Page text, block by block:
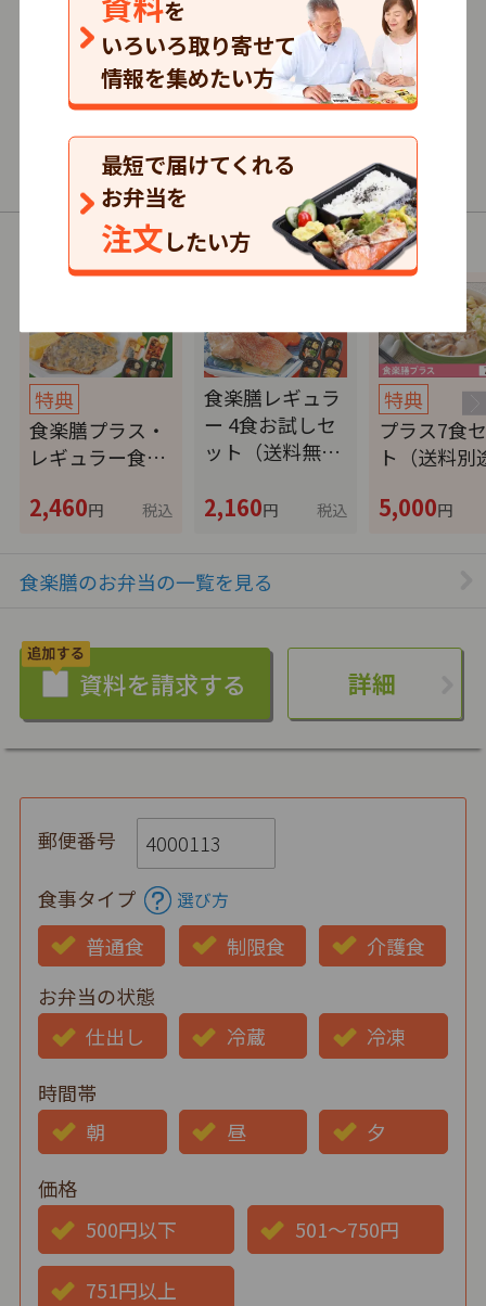
を
いろいろ取り寄せて
情報を集めたい方
最短で届けてくれる
お弁当を
注文したい方
口コミ59
516円～/1食
まとめて注文
普通食・介護食
以下の商品（コース）があります。
特典
食楽膳プラス・
レギュラー食…
2,460円 税込
食楽膳レギュラ
ー 4食お試しセ
ット（送料無…
2,160円 税込
特典
プラス7食
ト（送料別
5,000円
食楽膳のお弁当の一覧を見る
詳細
郵便番号
食事タイプ 選び方
普通食 制限食
介護食
お弁当の状態
仕出し
冷蔵
冷凍
時間帯
朝
昼
夕
価格
500円以下
501～750円
751円以上